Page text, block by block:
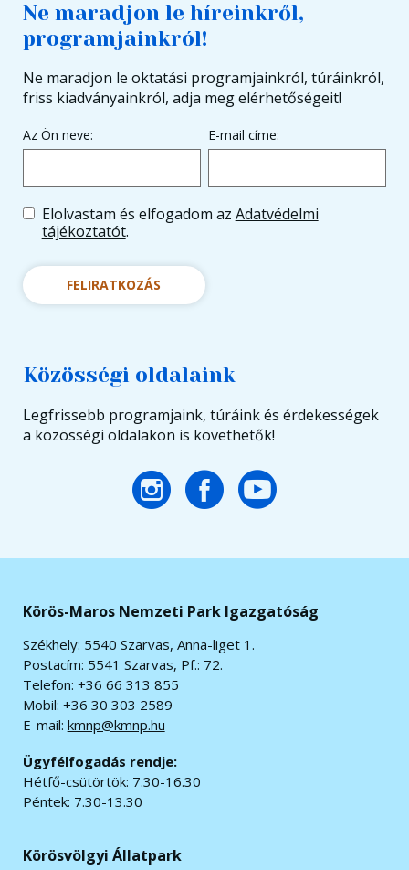
Ne maradjon le híreinkről,
programjainkról!
Ne maradjon le oktatási programjainkról, túráinkról,
friss kiadványainkról, adja meg elérhetőségeit!
Az Ön neve: E-mail címe:
Elolvastam és elfogadom az Adatvédelmi
tájékoztatót.
FELIRATKOZÁS
Közösségi oldalaink
Legfrissebb programjaink, túráink és érdekességek
a közösségi oldalakon is követhetők!
Körös-Maros Nemzeti Park Igazgatóság
Székhely: 5540 Szarvas, Anna-liget 1.
Postacím: 5541 Szarvas, Pf.: 72.
Telefon: +36 66 313 855
Mobil: +36 30 303 2589
E-mail: kmnp@kmnp.hu
Ügyfélfogadás rendje:
Hétfő-csütörtök: 7.30-16.30
Péntek: 7.30-13.30
Körösvölgyi Állatpark